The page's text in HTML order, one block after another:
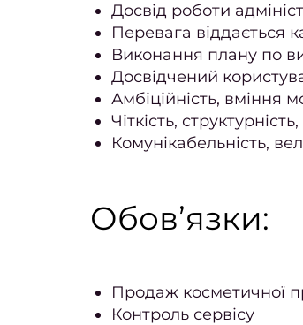
Досвід роботи
Перевага віддається
Виконання плану по
Досвідчений
Амбіційність, вміння
Чіткість,
Комунікабельність,
Обов’язки:
Продаж косметичної
Контроль сервісу